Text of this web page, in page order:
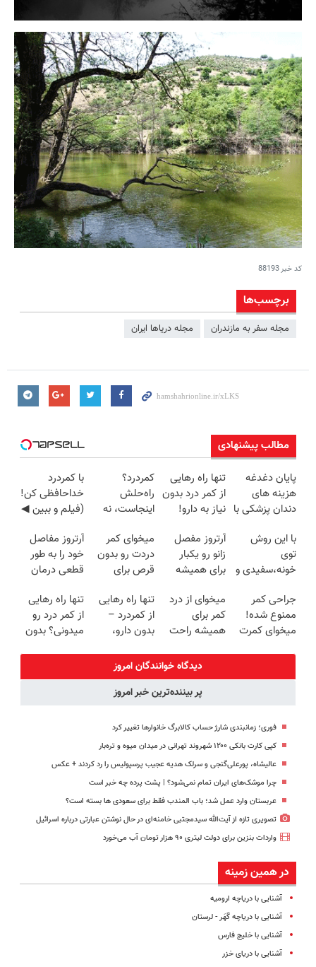
کد خبر88193
برچسب‌ها
مجله سفر به مازندران مجله دریاها ایران
مطالب پیشنهادی
پایان دغدغه
هزینه های
دندان پزشکی با
کننده خانگی
تنها راه رهایی
از کمر درد بدون
نیاز به دارو!
کمردرد؟
راه‌حلش
اینجاست، نه
با کمردرد
خداحافظی کن!
(فیلم و ببین ◀
پرکن)
با این روش
توی
خونه،سفیدی و
برگردون
(40%off)
آرتروز مفصل
زانو رو یکبار
برای همیشه
◗پرسش‌نامه◖
میخوای کمر
دردت رو بدون
قرص برای
کنی؟
(◂پرسش‌نامه
رو پر کن)
آرتروز مفاصل
خود را به طور
قطعی درمان
◗پرسش‌نامه◖
جراحی کمر
ممنوع شده!
میخوای کمرت
((پرسش‌نامه))
میخوای از درد
کمر برای
همیشه راحت
پرسش‌نامه رو
پر کن
تنها راه رهایی
از کمردرد –
بدون دارو،
«فرم پر کن»
تنها راه رهایی
از کمر درد رو
میدونی؟ بدون
دیدگاه خوانندگان امروز
پر بیننده‌ترین خبر امروز
فوری؛ زمانبندی‌ شارژ حساب کالابرگ خانوارها تغییر کرد
کپی کارت بانکی ۱۲۰۰ شهروند تهرانی در میدان میوه و تره‌بار
عالیشاه، پورعلی‌گنجی و سرلک هدیه عجیب پرسپولیس را رد کردند + عکس
چرا موشک‌های ایران تمام نمی‌شود؟ | پشت پرده چه خبر است
عربستان وارد عمل شد؛ باب المندب فقط برای سعودی ها بسته است؟
تصویری تازه از آیت‌الله سیدمجتبی خامنه‌ای در حال نوشتن عبارتی درباره اسرائیل
واردات بنزین برای دولت لیتری ۹۰ هزار تومان آب می‌خورد
در همین زمینه
آشنایی با دریاچه ارومیه
آشنایی با دریاچه گَهَر - لرستان
آشنایی با خلیج فارس
آشنایی با دریای خزر